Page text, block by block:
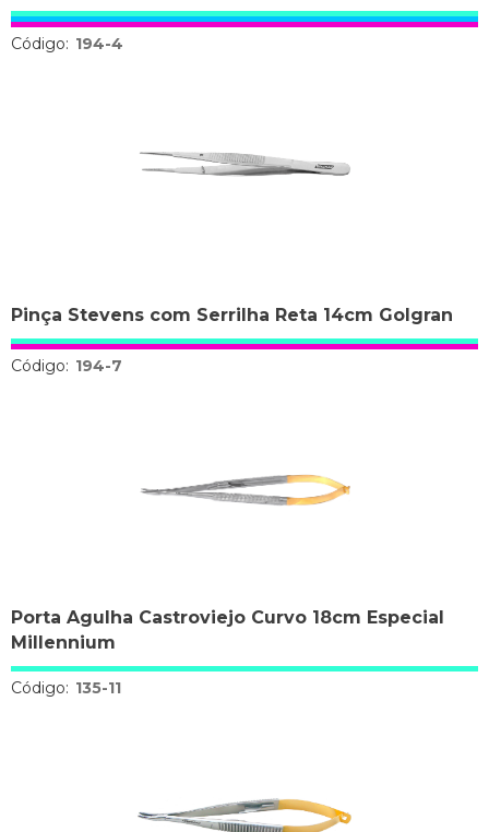
Código: 194-4
Pinça Stevens com Serrilha Reta 14cm Golgran
Código: 194-7
Porta Agulha Castroviejo Curvo 18cm Especial
Millennium
Código: 135-11